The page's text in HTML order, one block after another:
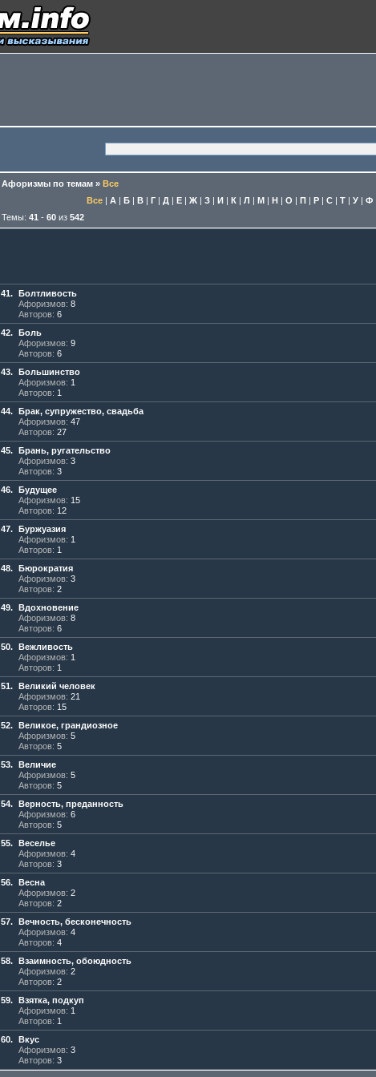
Афоризмы по темам » Все
Все | А | Б | В | Г | Д | Е | Ж | З | И | К | Л | М | Н | О | П | Р | С | Т | У | Ф
Темы: 41 - 60 из 542
41. Болтливость
Афоризмов: 8
Авторов: 6
42. Боль
Афоризмов: 9
Авторов: 6
43. Большинство
Афоризмов: 1
Авторов: 1
44. Брак, супружество, свадьба
Афоризмов: 47
Авторов: 27
45. Брань, ругательство
Афоризмов: 3
Авторов: 3
46. Будущее
Афоризмов: 15
Авторов: 12
47. Буржуазия
Афоризмов: 1
Авторов: 1
48. Бюрократия
Афоризмов: 3
Авторов: 2
49. Вдохновение
Афоризмов: 8
Авторов: 6
50. Вежливость
Афоризмов: 1
Авторов: 1
51. Великий человек
Афоризмов: 21
Авторов: 15
52. Великое, грандиозное
Афоризмов: 5
Авторов: 5
53. Величие
Афоризмов: 5
Авторов: 5
54. Верность, преданность
Афоризмов: 6
Авторов: 5
55. Веселье
Афоризмов: 4
Авторов: 3
56. Весна
Афоризмов: 2
Авторов: 2
57. Вечность, бесконечность
Афоризмов: 4
Авторов: 4
58. Взаимность, обоюдность
Афоризмов: 2
Авторов: 2
59. Взятка, подкуп
Афоризмов: 1
Авторов: 1
60. Вкус
Афоризмов: 3
Авторов: 3